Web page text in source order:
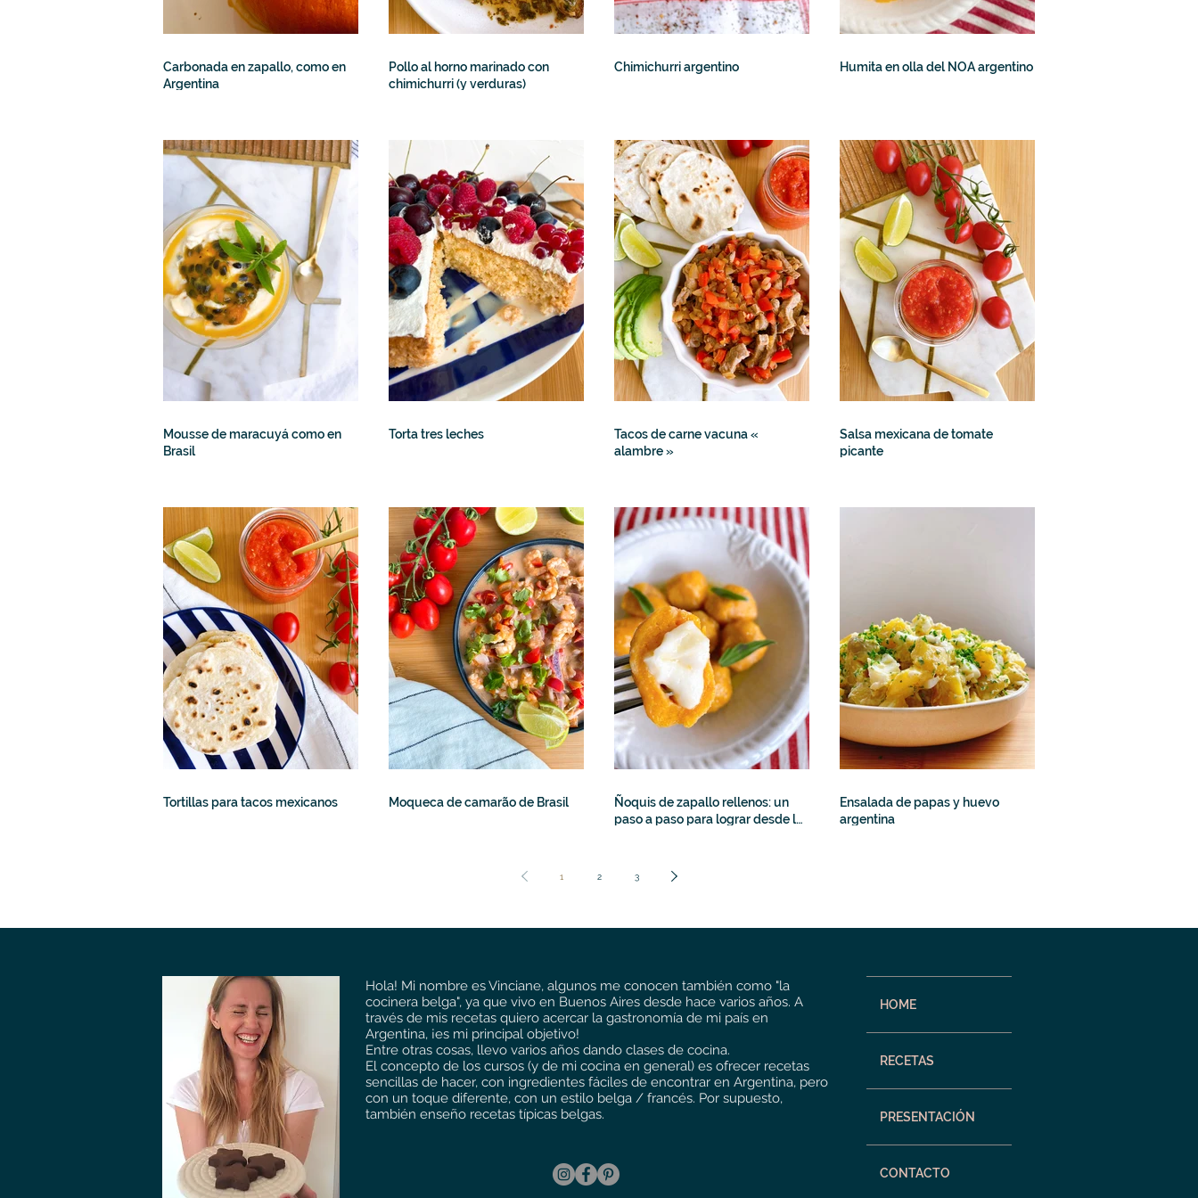
Carbonada en zapallo, como en
Argentina
Pollo al horno marinado con
chimichurri (y verduras)
Chimichurri argentino Humita en olla del NOA argentino
Mousse de maracuyá como en
Brasil
Torta tres leches
Tacos de carne vacuna «
alambre »
Salsa mexicana de tomate
picante
Tortillas para tacos mexicanos Moqueca de camarão de Brasil
Ñoquis de zapallo rellenos: un
paso a paso para lograr desde la
Ensalada de papas y huevo
argentina
1 2 3
Hola! Mi nombre es Vinciane, algunos me conocen también como "la
cocinera belga", ya que vivo en Buenos Aires desde hace varios años. A
través de mis recetas quiero acercar la gastronomía de mi país en
Argentina, ¡es mi principal objetivo!
Entre otras cosas, llevo varios años dando clases de cocina.
El concepto de los cursos (y de mi cocina en general) es ofrecer recetas
sencillas de hacer, con ingredientes fáciles de encontrar en Argentina, pero
con un toque diferente, con un estilo belga / francés. Por supuesto,
también enseño recetas típicas belgas.
HOME
RECETAS
PRESENTACIÓN
CONTACTO